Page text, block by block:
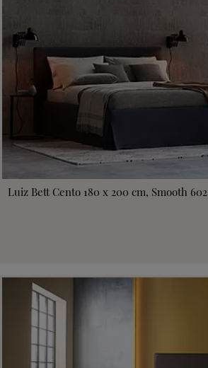
Luiz Bett Cento 180 x 200 cm, Smooth 602